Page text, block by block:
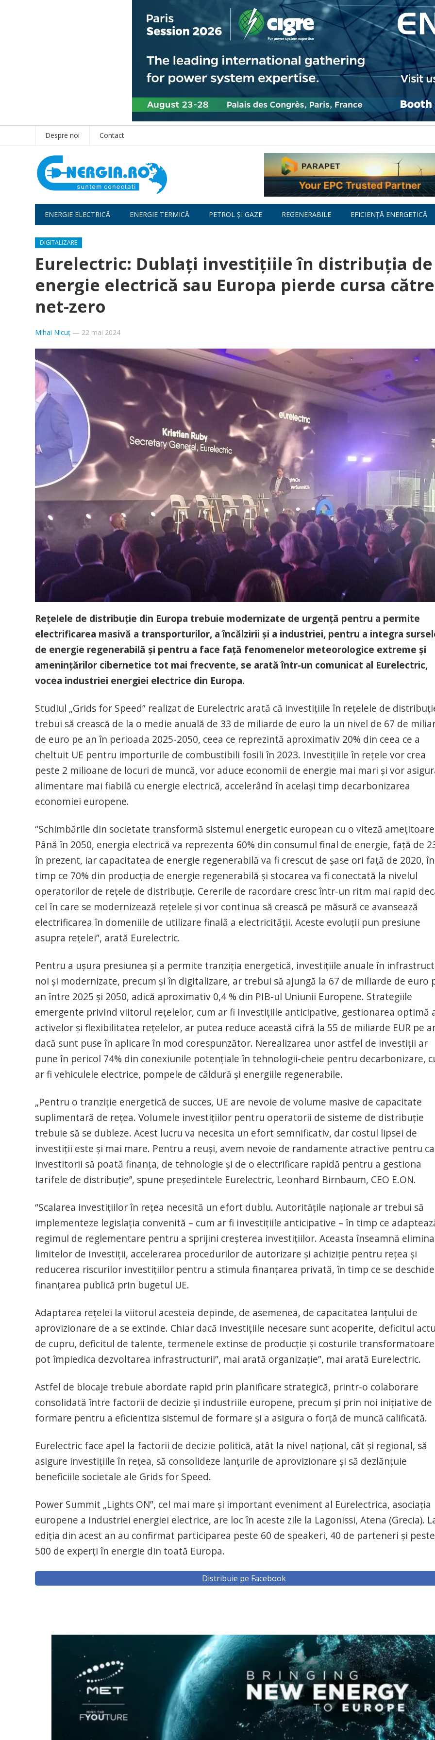
Despre noi Contact
ENERGIE ELECTRICĂ ENERGIE TERMICĂ PETROL ȘI GAZE REGENERABILE EFICIENȚĂ ENERGETICĂ
DIGITALIZARE
Eurelectric: Dublați investițiile în distribuția de
energie electrică sau Europa pierde cursa către
net-zero
Mihai Nicuț — 22 mai 2024
Rețelele de distribuție din Europa trebuie modernizate de urgență pentru a permite
electrificarea masivă a transporturilor, a încălzirii și a industriei, pentru a integra
de energie regenerabilă și pentru a face față fenomenelor meteorologice extreme și
amenințărilor cibernetice tot mai frecvente, se arată într-un comunicat al Eurelectric,
vocea industriei energiei electrice din Europa.
Studiul „Grids for Speed” realizat de Eurelectric arată că investițiile în rețelele de
trebui să crească de la o medie anuală de 33 de miliarde de euro la un nivel de 67 de
de euro pe an în perioada 2025-2050, ceea ce reprezintă aproximativ 20% din ceea ce a
cheltuit UE pentru importurile de combustibili fosili în 2023. Investițiile în rețele vor crea
peste 2 milioane de locuri de muncă, vor aduce economii de energie mai mari și vor
alimentare mai fiabilă cu energie electrică, accelerând în același timp decarbonizarea
economiei europene.
“Schimbările din societate transformă sistemul energetic european cu o viteză
Până în 2050, energia electrică va reprezenta 60% din consumul final de energie, față de
în prezent, iar capacitatea de energie regenerabilă va fi crescut de șase ori față de 2020, în
timp ce 70% din producția de energie regenerabilă și stocarea va fi conectată la nivelul
operatorilor de rețele de distribuție. Cererile de racordare cresc într-un ritm mai rapid
cel în care se modernizează rețelele și vor continua să crească pe măsură ce avansează
electrificarea în domeniile de utilizare finală a electricității. Aceste evoluții pun presiune
asupra rețelei”, arată Eurelectric.
Pentru a ușura presiunea și a permite tranziția energetică, investițiile anuale în
noi și modernizate, precum și în digitalizare, ar trebui să ajungă la 67 de miliarde de euro
an între 2025 și 2050, adică aproximativ 0,4 % din PIB-ul Uniunii Europene. Strategiile
emergente privind viitorul rețelelor, cum ar fi investițiile anticipative, gestionarea optimă
activelor și flexibilitatea rețelelor, ar putea reduce această cifră la 55 de miliarde EUR pe
dacă sunt puse în aplicare în mod corespunzător. Nerealizarea unor astfel de investiții ar
pune în pericol 74% din conexiunile potențiale în tehnologii-cheie pentru decarbonizare,
ar fi vehiculele electrice, pompele de căldură și energiile regenerabile.
„Pentru o tranziție energetică de succes, UE are nevoie de volume masive de capacitate
suplimentară de rețea. Volumele investițiilor pentru operatorii de sisteme de distribuție
trebuie să se dubleze. Acest lucru va necesita un efort semnificativ, dar costul lipsei de
investiții este și mai mare. Pentru a reuși, avem nevoie de randamente atractive pentru ca
investitorii să poată finanța, de tehnologie și de o electrificare rapidă pentru a gestiona
tarifele de distribuție’’, spune președintele Eurelectric, Leonhard Birnbaum, CEO E.ON.
“Scalarea investițiilor în rețea necesită un efort dublu. Autoritățile naționale ar trebui să
implementeze legislația convenită – cum ar fi investițiile anticipative – în timp ce
regimul de reglementare pentru a sprijini creșterea investițiilor. Aceasta înseamnă
limitelor de investiții, accelerarea procedurilor de autorizare și achiziție pentru rețea și
reducerea riscurilor investițiilor pentru a stimula finanțarea privată, în timp ce se deschide
finanțarea publică prin bugetul UE.
Adaptarea rețelei la viitorul acesteia depinde, de asemenea, de capacitatea lanțului de
aprovizionare de a se extinde. Chiar dacă investițiile necesare sunt acoperite, deficitul
de cupru, deficitul de talente, termenele extinse de producție și costurile
pot împiedica dezvoltarea infrastructurii”, mai arată organizație”, mai arată Eurelectric.
Astfel de blocaje trebuie abordate rapid prin planificare strategică, printr-o colaborare
consolidată între factorii de decizie și industriile europene, precum și prin noi inițiative de
formare pentru a eficientiza sistemul de formare și a asigura o forță de muncă calificată.
Eurelectric face apel la factorii de decizie politică, atât la nivel național, cât și regional, să
asigure investițiile în rețea, să consolideze lanțurile de aprovizionare și să dezlănțuie
beneficiile societale ale Grids for Speed.
Power Summit „Lights ON”, cel mai mare și important eveniment al Eurelectrica, asociația
europene a industriei energiei electrice, are loc în aceste zile la Lagonissi, Atena (Grecia).
ediția din acest an au confirmat participarea peste 60 de speakeri, 40 de parteneri și peste
500 de experți în energie din toată Europa.
Distribuie pe Facebook